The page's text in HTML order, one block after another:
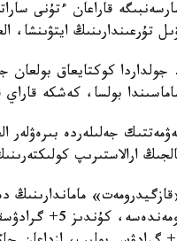
قاراعان ءتۇنى
تۇرعىندارىنىڭ ايتۋىنشا،
بولسا، كەشكە
جەلىلەردە
ارالاستىرىپ